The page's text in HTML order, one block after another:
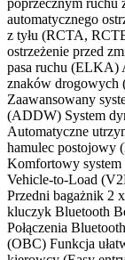
poprzecznym ruchu
automatycznego
z tyłu (RCTA,
ostrzeżenie przed
pasa ruchu (ELKA)
znaków drogowych
Zaawansowany
(ADDW) System
Automatyczne
hamulec postojowy
Komfortowy
Vehicle-to-Load
Przedni bagażnik 2
kluczyk Bluetooth
Połączenia
(OBC) Funkcja